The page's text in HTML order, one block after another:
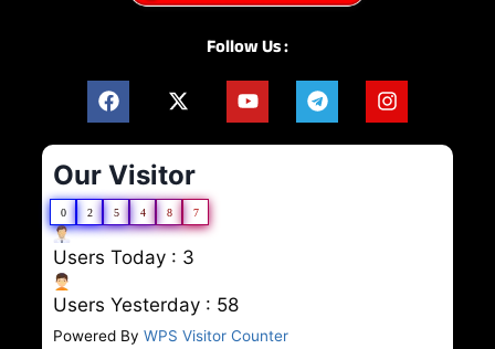
Follow Us :
Our Visitor
0 2 5 4 8 7
Users Today : 3
Users Yesterday : 58
Powered By WPS Visitor Counter